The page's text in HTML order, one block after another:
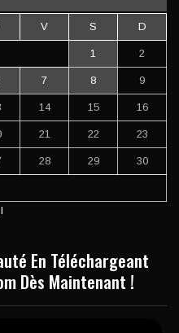
V S D
1 2
7 8 9
14 15 16
21 22 23
28 29 30
En Téléchargeant
Dès Maintenant !